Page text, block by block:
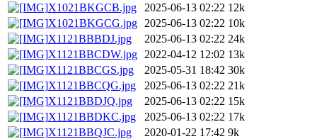
X1021BKGCB.jpg
2025-06-13 02:22 12k
X1021BKGCG.jpg
2025-06-13 02:22 10k
X1121BBBDJ.jpg
2025-06-13 02:22 24k
X1121BBCDW.jpg
2022-04-12 12:02 13k
X1121BBCGS.jpg
2025-05-31 18:42 30k
X1121BBCQG.jpg
2025-06-13 02:22 21k
X1121BBDJQ.jpg
2025-06-13 02:22 15k
X1121BBDKC.jpg
2025-06-13 02:22 17k
X1121BBQJC.jpg
2020-01-22 17:42 9k